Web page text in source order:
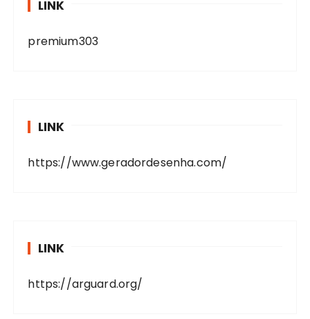
LINK
premium303
LINK
https://www.geradordesenha.com/
LINK
https://arguard.org/